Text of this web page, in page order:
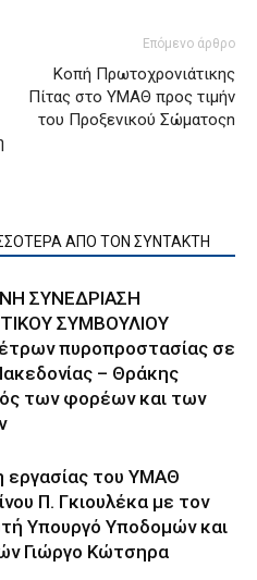
Επόμενο άρθρο
Κοπή Πρωτοχρονιάτικης
Πίτας στο ΥΜΑΘ προς τιμήν
του Προξενικού Σώματοςn
ΑΠΟ ΤΟΝ ΣΥΝΤΑΚΤΗ
ΣΥΝΕΔΡΙΑΣΗ
ΣΥΜΒΟΥΛΙΟΥ
πυροπροστασίας σε
– Θράκης
των φορέων και των
εργασίας του ΥΜΑΘ
Π. Γκιουλέκα με τον
Υπουργό Υποδομών και
Γιώργο Κώτσηρα